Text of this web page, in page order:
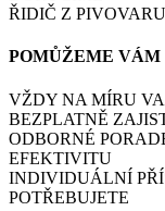
ŘIDIČ Z
POMŮŽEME VÁM
VŽDY NA MÍRU
BEZPLATNĚ
ODBORNÉ
EFEKTIVITU
INDIVIDUÁLNÍ
POTŘEBUJETE